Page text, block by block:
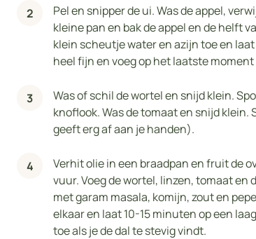
Pel en snipper de ui. Was de appel,
kleine pan en bak de appel en de helft
klein scheutje water en azijn toe en
heel fijn en voeg op het laatste moment
Was of schil de wortel en snijd klein.
knoflook. Was de tomaat en snijd
geeft erg af aan je handen).
Verhit olie in een braadpan en fruit de
vuur. Voeg de wortel, linzen, tomaat en
met garam masala, komijn, zout en
elkaar en laat 10-15 minuten op een
toe als je de dal te stevig vindt.